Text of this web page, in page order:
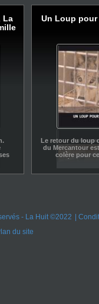
La
Un Loup pour
Le retour du loup
du Mercantour
colère pour
autres.
- La Huit ©2022
du site